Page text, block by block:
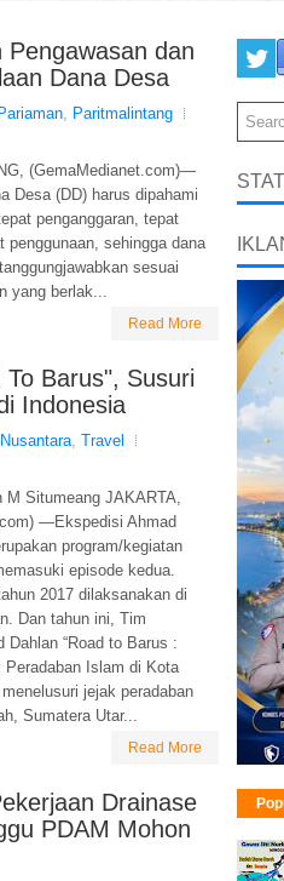
Pengawasan dan
Dana Desa
, Paritmalintang
(GemaMedianet.com)—
Desa (DD) harus dipahami
penganggaran, tepat
penggunaan, sehingga dana
sesuai
yang berlak...
Read More
Barus", Susuri
Indonesia
Nusantara, Travel
M Situmeang JAKARTA,
—Ekspedisi Ahmad
program/kegiatan
episode kedua.
2017 dilaksanakan di
Dan tahun ini, Tim
Dahlan “Road to Barus :
Peradaban Islam di Kota
jejak peradaban
Sumatera Utar...
Read More
Drainase
PDAM Mohon